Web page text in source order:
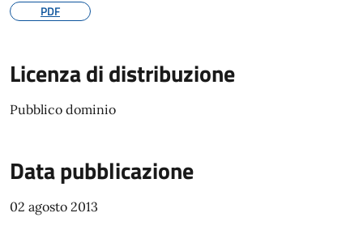
PDF
Licenza di distribuzione
Pubblico dominio
Data pubblicazione
02 agosto 2013